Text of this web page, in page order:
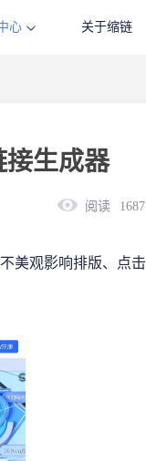
心 关于缩链
接生成器
阅读 1687
美观影响排版、点击